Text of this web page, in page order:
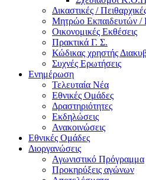
Δικαστικές /
Μητρώο Εκπαιδευτών /
Οικονομικές Εκθέσεις
Πρακτικά Γ. Σ.
Κώδικας χρηστής
Συχνές Ερωτήσεις
Ενημέρωση
Τελευταία Νέα
Εθνικές Ομάδες
Δραστηριότητες
Εκδηλώσεις
Ανακοινώσεις
Εθνικές Ομάδες
Διοργανώσεις
Αγωνιστικό Πρόγραμμα
Προκηρύξεις αγώνων